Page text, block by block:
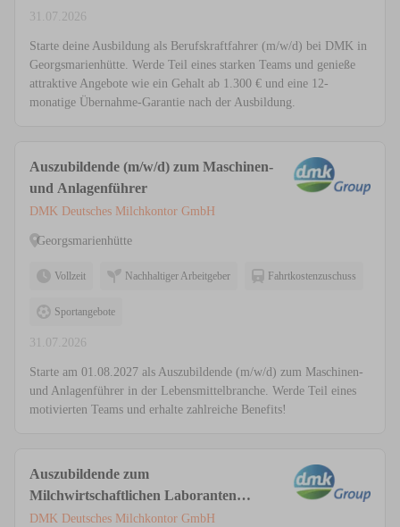
31.07.2026
Starte deine Ausbildung als Berufskraftfahrer (m/w/d) bei DMK in
Georgsmarienhütte. Werde Teil eines starken Teams und genieße
attraktive Angebote wie ein Gehalt ab 1.300 € und eine 12-
monatige Übernahme-Garantie nach der Ausbildung.
Auszubildende (m/w/d) zum Maschinen-
und Anlagenführer
DMK Deutsches Milchkontor GmbH
Georgsmarienhütte
Vollzeit Nachhaltiger Arbeitgeber Fahrtkostenzuschuss
Sportangebote
31.07.2026
Starte am 01.08.2027 als Auszubildende (m/w/d) zum Maschinen-
und Anlagenführer in der Lebensmittelbranche. Werde Teil eines
motivierten Teams und erhalte zahlreiche Benefits!
Auszubildende zum
Milchwirtschaftlichen Laboranten
(m/w/d)
DMK Deutsches Milchkontor GmbH